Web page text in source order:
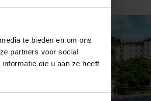
te bieden en om ons
partners voor social
die u aan ze heeft